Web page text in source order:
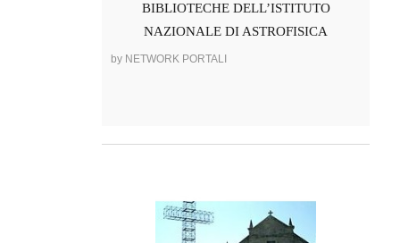
BIBLIOTECHE DELL’ISTITUTO
NAZIONALE DI ASTROFISICA
by NETWORK PORTALI